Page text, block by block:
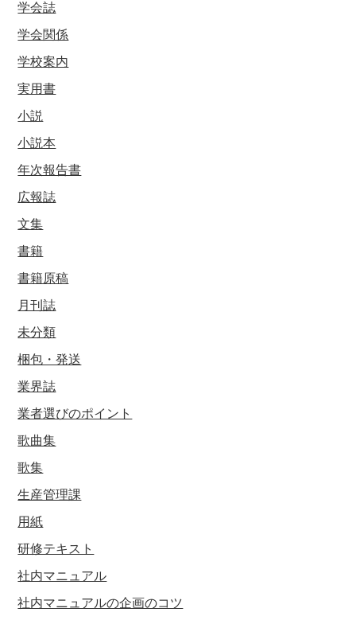
学会誌
学会関係
学校案内
実用書
小説
小説本
年次報告書
広報誌
文集
書籍
書籍原稿
月刊誌
未分類
梱包・発送
業界誌
業者選びのポイント
歌曲集
歌集
生産管理課
用紙
研修テキスト
社内マニュアル
社内マニュアルの企画のコツ